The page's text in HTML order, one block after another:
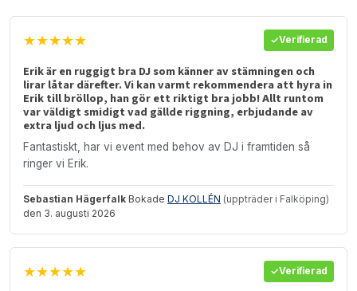
★★★★★ Verifierad
Erik är en ruggigt bra DJ som känner av stämningen och
lirar låtar därefter. Vi kan varmt rekommendera att hyra in
Erik till bröllop, han gör ett riktigt bra jobb! Allt runtom
var väldigt smidigt vad gällde riggning, erbjudande av
extra ljud och ljus med.
Fantastiskt, har vi event med behov av DJ i framtiden så
ringer vi Erik.
Sebastian Hägerfalk Bokade DJ KOLLÉN (uppträder i Falköping)
den 3. augusti 2026
★★★★★ Verifierad